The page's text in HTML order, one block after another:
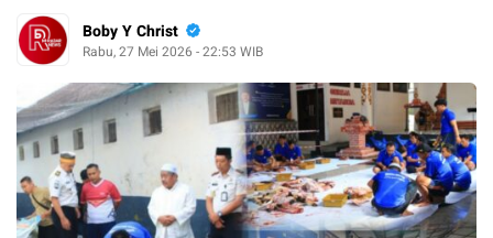
Boby Y Christ
Rabu, 27 Mei 2026 - 22:53 WIB